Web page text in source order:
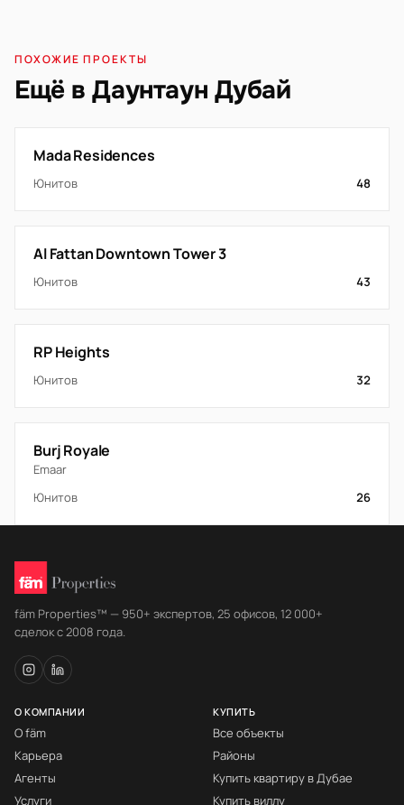
ПОХОЖИЕ ПРОЕКТЫ
Ещё в Даунтаун Дубай
Mada Residences
Юнитов 48
Al Fattan Downtown Tower 3
Юнитов 43
RP Heights
Юнитов 32
Burj Royale
Emaar
Юнитов
26
fäm Properties™ — 950+ экспертов, 25 офисов, 12 000+
сделок с 2008 года.
О КОМПАНИИ
О fäm
Карьера
Агенты
Услуги
КУПИТЬ
Все объекты
Районы
Купить квартиру в Дубае
Купить виллу